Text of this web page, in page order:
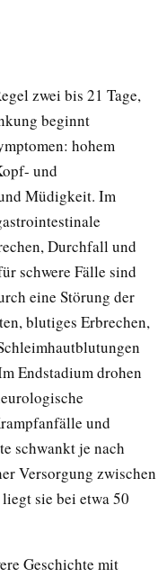
zwei bis 21 Tage,
beginnt
hohem
und
Müdigkeit. Im
Durchfall und
schwere Fälle sind
eine Störung der
blutiges Erbrechen,
Endstadium drohen
und
schwankt je nach
Versorgung zwischen
sie bei etwa 50
Geschichte mit